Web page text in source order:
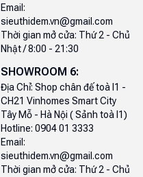
Email:
sieuthidem.vn@gmail.com
Thời gian mở cửa: Thứ 2 - Chủ
Nhật / 8:00 - 21:30
SHOWROOM 6:
Địa Chỉ: Shop chân đế toà I1 -
CH21 Vinhomes Smart City
Tây Mỗ - Hà Nội ( Sảnh toà I1)
Hotline: 0904 01 3333
Email:
sieuthidem.vn@gmail.com
Thời gian mở cửa: Thứ 2 - Chủ